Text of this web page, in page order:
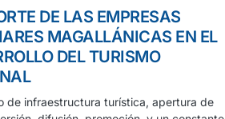
DE LAS EMPRESAS
MAGALLÁNICAS EN EL
DEL TURISMO
de infraestructura turística, apertura de